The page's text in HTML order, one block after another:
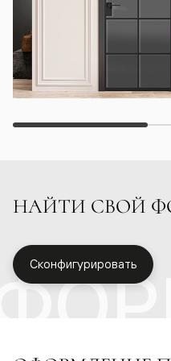
НАЙТИ СВОЙ
Сконфигурировать